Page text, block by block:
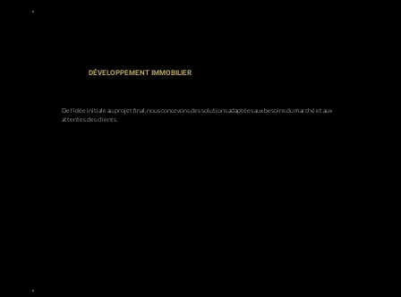
DÉVELOPPEMENT IMMOBILIER
De l’idée initiale au projet final, nous concevons des solutions adaptées aux besoins du marché et aux
attentes des clients.